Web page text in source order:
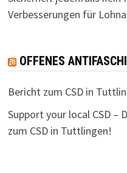
Verbesserungen für
OFFENES
Bericht zum CSD in
Support your local CSD –
zum CSD in Tuttlingen!